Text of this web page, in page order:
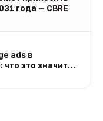
года — CBRE
ads в
это значит